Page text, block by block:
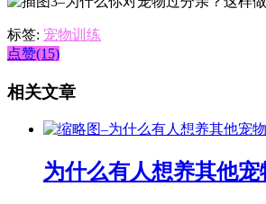
标签: 宠物训练
点赞(15)
相关文章
为什么有人想养其他